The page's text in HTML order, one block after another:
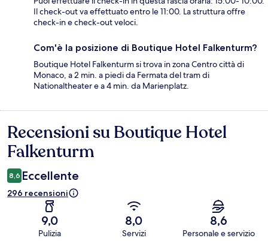
Il check-out va effettuato entro le 11:00. La struttura offre
check-in e check-out veloci.
Com'è la posizione di Boutique Hotel Falkenturm?
Boutique Hotel Falkenturm si trova in zona Centro città di
Monaco, a 2 min. a piedi da Fermata del tram di
Nationaltheater e a 4 min. da Marienplatz.
Recensioni
Recensioni su Boutique Hotel
Falkenturm
8,6 Eccellente
296 recensioni
9,0
Pulizia
8,0
Servizi
8,6
Personale e servizio